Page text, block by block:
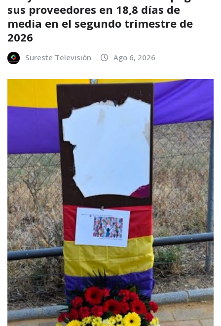
sus proveedores en 18,8 días de
media en el segundo trimestre de
2026
Sureste Televisión Ago 6, 2026